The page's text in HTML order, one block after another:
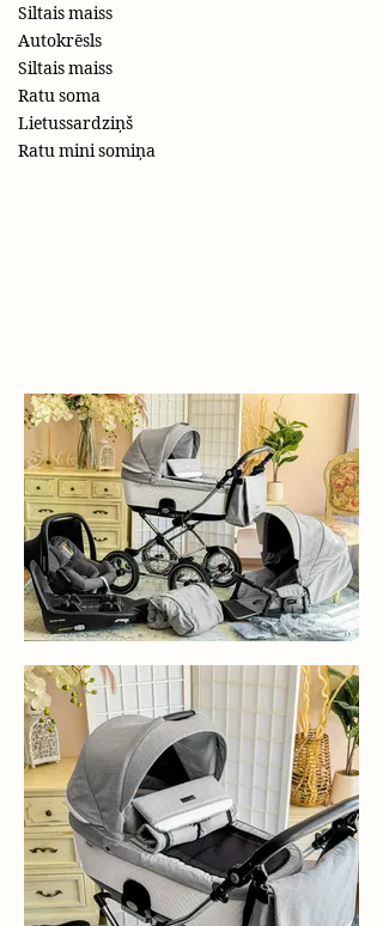
Siltais maiss
Autokrēsls
Siltais maiss
Ratu soma
Lietussardziņš
Ratu mini somiņa